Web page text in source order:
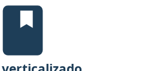
Edital Verticalizado, material